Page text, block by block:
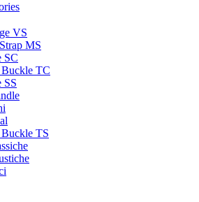
VS
MS
SC
TC
SS
TS